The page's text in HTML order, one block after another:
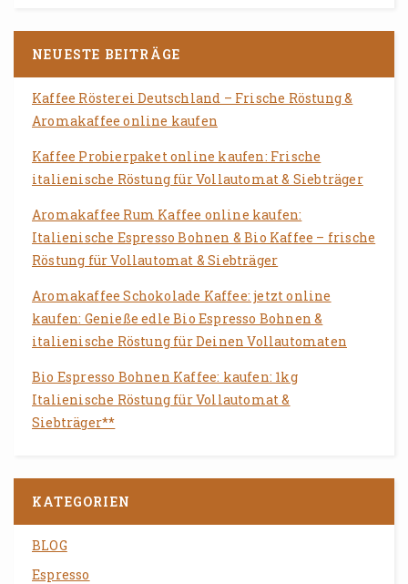
NEUESTE BEITRÄGE
Kaffee Rösterei Deutschland – Frische Röstung &
Aromakaffee online kaufen
Kaffee Probierpaket online kaufen: Frische
italienische Röstung für Vollautomat & Siebträger
Aromakaffee Rum Kaffee online kaufen:
Italienische Espresso Bohnen & Bio Kaffee – frische
Röstung für Vollautomat & Siebträger
Aromakaffee Schokolade Kaffee: jetzt online
kaufen: Genieße edle Bio Espresso Bohnen &
italienische Röstung für Deinen Vollautomaten
Bio Espresso Bohnen Kaffee: kaufen: 1kg
Italienische Röstung für Vollautomat &
Siebträger**
KATEGORIEN
BLOG
Espresso